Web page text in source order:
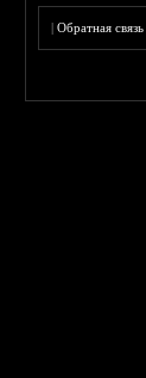
|Обратная связь